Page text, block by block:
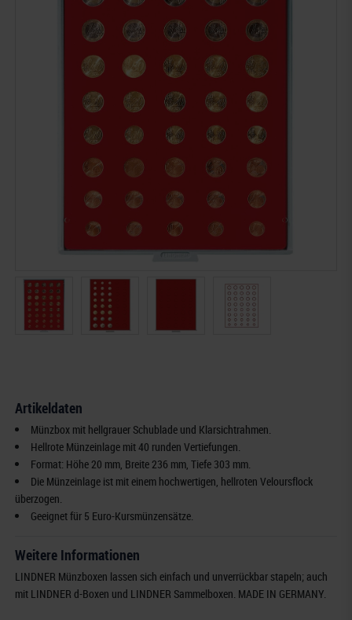
Artikeldaten
Münzbox mit hellgrauer Schublade und Klarsichtrahmen.
Hellrote Münzeinlage mit 40 runden Vertiefungen.
Format: Höhe 20 mm, Breite 236 mm, Tiefe 303 mm.
Die Münzeinlage ist mit einem hochwertigen, hellroten Veloursflock
überzogen.
Geeignet für 5 Euro-Kursmünzensätze.
Weitere Informationen
LINDNER Münzboxen lassen sich einfach und unverrückbar stapeln; auch
mit LINDNER d-Boxen und LINDNER Sammelboxen. MADE IN GERMANY.